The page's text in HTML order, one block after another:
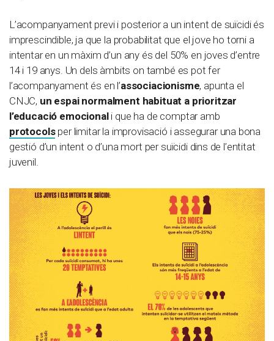
L’acompanyament previ i posterior a un intent de suïcidi és
imprescindible, ja que la probabilitat que el jove ho torni a
intentar en un màxim d’un any és del 50% en joves d’entre
14 i 19 anys. Un dels àmbits on també es pot fer
l’acompanyament és en l’associacionisme, apunta el
CNJC, un espai normalment habituat a prioritzar
l’educació emocionali que ha de comptar amb
protocolsper limitar la improvisació i assegurar una bona
gestió d’un intent o d’una mort per suïcidi dins de l’entitat
juvenil.